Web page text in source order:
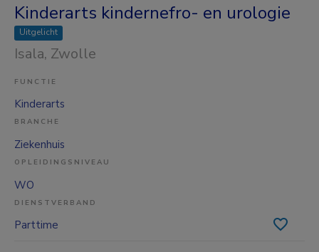
Kinderarts kindernefro- en urologie
Uitgelicht
Isala, Zwolle
FUNCTIE
Kinderarts
BRANCHE
Ziekenhuis
OPLEIDINGSNIVEAU
WO
DIENSTVERBAND
Parttime